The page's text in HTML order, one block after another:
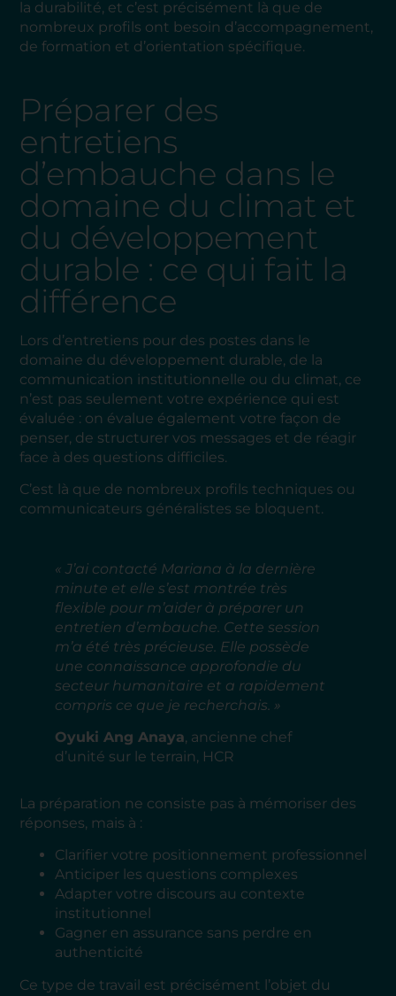
la durabilité, et c’est précisément là que de
nombreux profils ont besoin d’accompagnement,
de formation et d’orientation spécifique.
Préparer des
entretiens
d’embauche dans le
domaine du climat et
du développement
durable : ce qui fait la
différence
Lors d’entretiens pour des postes dans le
domaine du développement durable, de la
communication institutionnelle ou du climat, ce
n’est pas seulement votre expérience qui est
évaluée : on évalue également votre façon de
penser, de structurer vos messages et de réagir
face à des questions difficiles.
C’est là que de nombreux profils techniques ou
communicateurs généralistes se bloquent.
« J’ai contacté Mariana à la dernière
minute et elle s’est montrée très
flexible pour m’aider à préparer un
entretien d’embauche. Cette session
m’a été très précieuse. Elle possède
une connaissance approfondie du
secteur humanitaire et a rapidement
compris ce que je recherchais. »
Oyuki Ang Anaya, ancienne chef
d’unité sur le terrain, HCR
La préparation ne consiste pas à mémoriser des
réponses, mais à :
Clarifier votre positionnement professionnel
Anticiper les questions complexes
Adapter votre discours au contexte
institutionnel
Gagner en assurance sans perdre en
authenticité
Ce type de travail est précisément l’objet du